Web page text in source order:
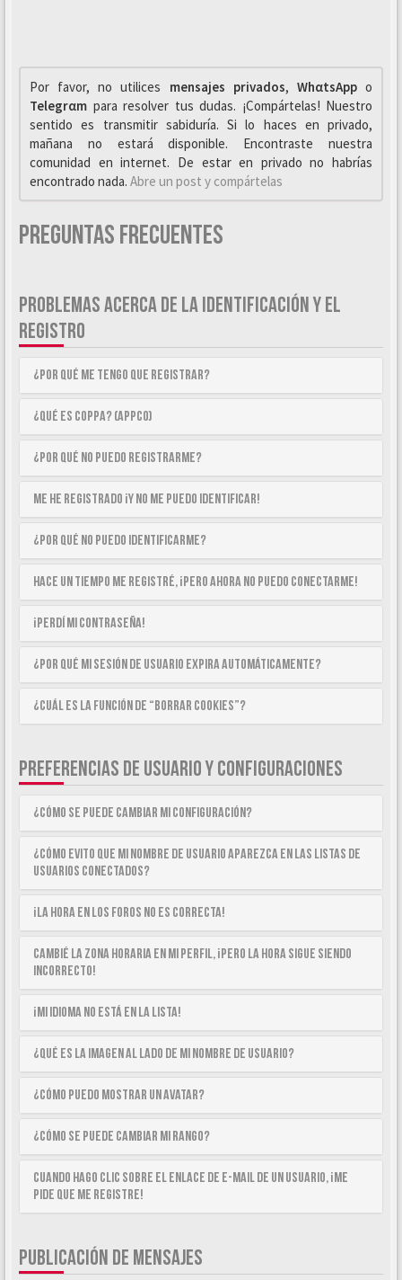
Por favor, no utilices mensajes privados, WhαtsAppo
Telegrαm para resolver tus dudas. ¡Compártelas! Nuestro
sentido es transmitir sabiduría. Si lo haces en privado,
mañana no estará disponible. Encontraste nuestra
comunidad en internet. De estar en privado no habrías
encontrado nada. Abre un post y compártelas
Preguntas Frecuentes
PROBLEMAS ACERCA DE LA IDENTIFICACIÓN Y EL
REGISTRO
¿Por qué me tengo que registrar?
¿Qué es COPPA? (APPCO)
¿Por qué no puedo registrarme?
Me he registrado ¡y no me puedo identificar!
¿Por qué no puedo identificarme?
Hace un tiempo me registré, ¡pero ahora no puedo conectarme!
¡Perdí mi contraseña!
¿Por qué mi sesión de usuario expira automáticamente?
¿Cuál es la función de “Borrar cookies”?
PREFERENCIAS DE USUARIO Y CONFIGURACIONES
¿Cómo se puede cambiar mi configuración?
¿Cómo evito que mi nombre de usuario aparezca en las listas de
usuarios conectados?
¡La hora en los foros no es correcta!
Cambié la zona horaria en mi perfil, ¡pero la hora sigue siendo
incorrecto!
¡Mi idioma no está en la lista!
¿Qué es la imagen al lado de mi nombre de usuario?
¿Cómo puedo mostrar un avatar?
¿Cómo se puede cambiar mi rango?
Cuando hago clic sobre el enlace de e-mail de un usuario, ¡me
pide que me registre!
PUBLICACIÓN DE MENSAJES